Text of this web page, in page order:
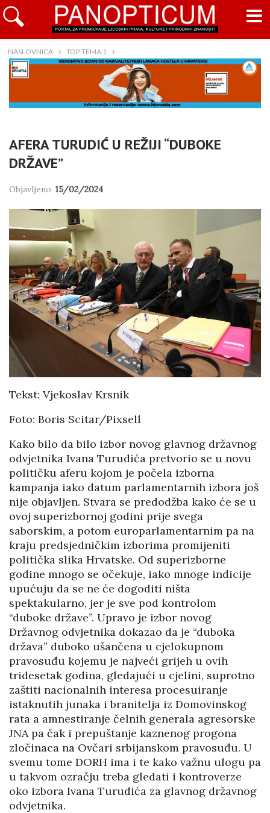
NASLOVNICA TOP TEMA 1
AFERA TURUDIĆ U REŽIJI “DUBOKE
DRŽAVE”
Objavljeno 15/02/2024
Tekst: Vjekoslav Krsnik
Foto: Boris Scitar/Pixsell
Kako bilo da bilo izbor novog glavnog državnog
odvjetnika Ivana Turudića pretvorio se u novu
političku aferu kojom je počela izborna
kampanja iako datum parlamentarnih izbora još
nije objavljen. Stvara se predodžba kako će se u
ovoj superizbornoj godini prije svega
saborskim, a potom europarlamentarnim pa na
kraju predsjedničkim izborima promijeniti
politička slika Hrvatske. Od superizborne
godine mnogo se očekuje, iako mnoge indicije
upućuju da se ne će dogoditi ništa
spektakularno, jer je sve pod kontrolom
“duboke države”. Upravo je izbor novog
Državnog odvjetnika dokazao da je “duboka
država” duboko ušančena u cjelokupnom
pravosuđu kojemu je najveći grijeh u ovih
tridesetak godina, gledajući u cjelini, suprotno
zaštiti nacionalnih interesa procesuiranje
istaknutih junaka i branitelja iz Domovinskog
rata a amnestiranje čelnih generala agresorske
JNA pa čak i prepuštanje kaznenog progona
zločinaca na Ovčari srbijanskom pravosuđu. U
svemu tome DORH ima i te kako važnu ulogu pa
u takvom ozračju treba gledati i kontroverze
oko izbora Ivana Turudića za glavnog državnog
odvjetnika.